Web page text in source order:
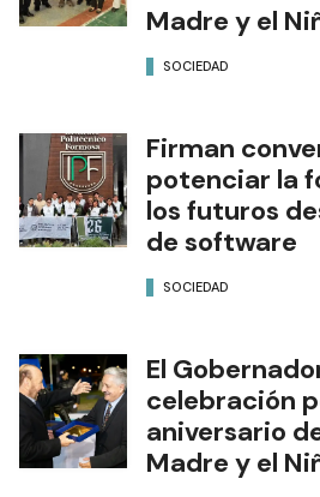
Madre y el
SOCIEDAD
Firman
potenciar la
los futuros
de software
SOCIEDAD
El
celebración
aniversario
Madre y el